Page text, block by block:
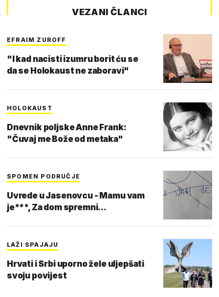
VEZANI ČLANCI
EFRAIM ZUROFF
"I kad nacisti izumru borit ću se
da se Holokaust ne zaboravi"
HOLOKAUST
Dnevnik poljske Anne Frank:
"Čuvaj me Bože od metaka"
SPOMEN PODRUČJE
Uvrede u Jasenovcu - Mamu vam
je***, Za dom spremni...
LAŽI SPAJAJU
Hrvati i Srbi uporno žele uljepšati
svoju povijest